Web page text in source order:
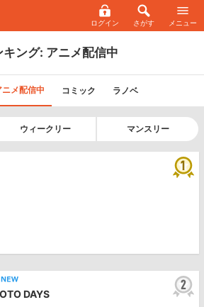
ログイン さがす メニュー
ング: アニメ配信中
ニメ配信中 コミック ラノベ
ウィークリー マンスリー
DAYS